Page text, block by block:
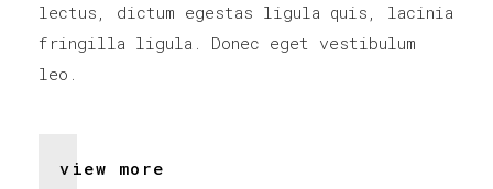
lectus, dictum egestas ligula quis, lacinia
fringilla ligula. Donec eget vestibulum
leo.
view more